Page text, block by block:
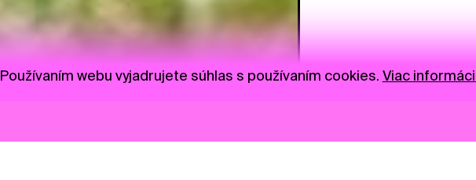
Používaním webu vyjadrujete súhlas s používaním cookies. Viac